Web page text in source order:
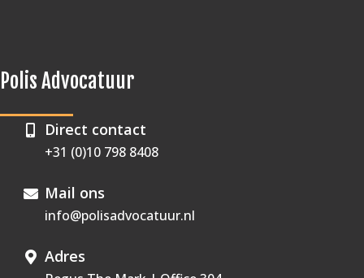
Polis Advocatuur
Direct contact
+31 (0)10 798 8408
Mail ons
info@polisadvocatuur.nl
Adres